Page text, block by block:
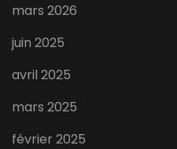
mars 2026
juin 2025
avril 2025
mars 2025
février 2025